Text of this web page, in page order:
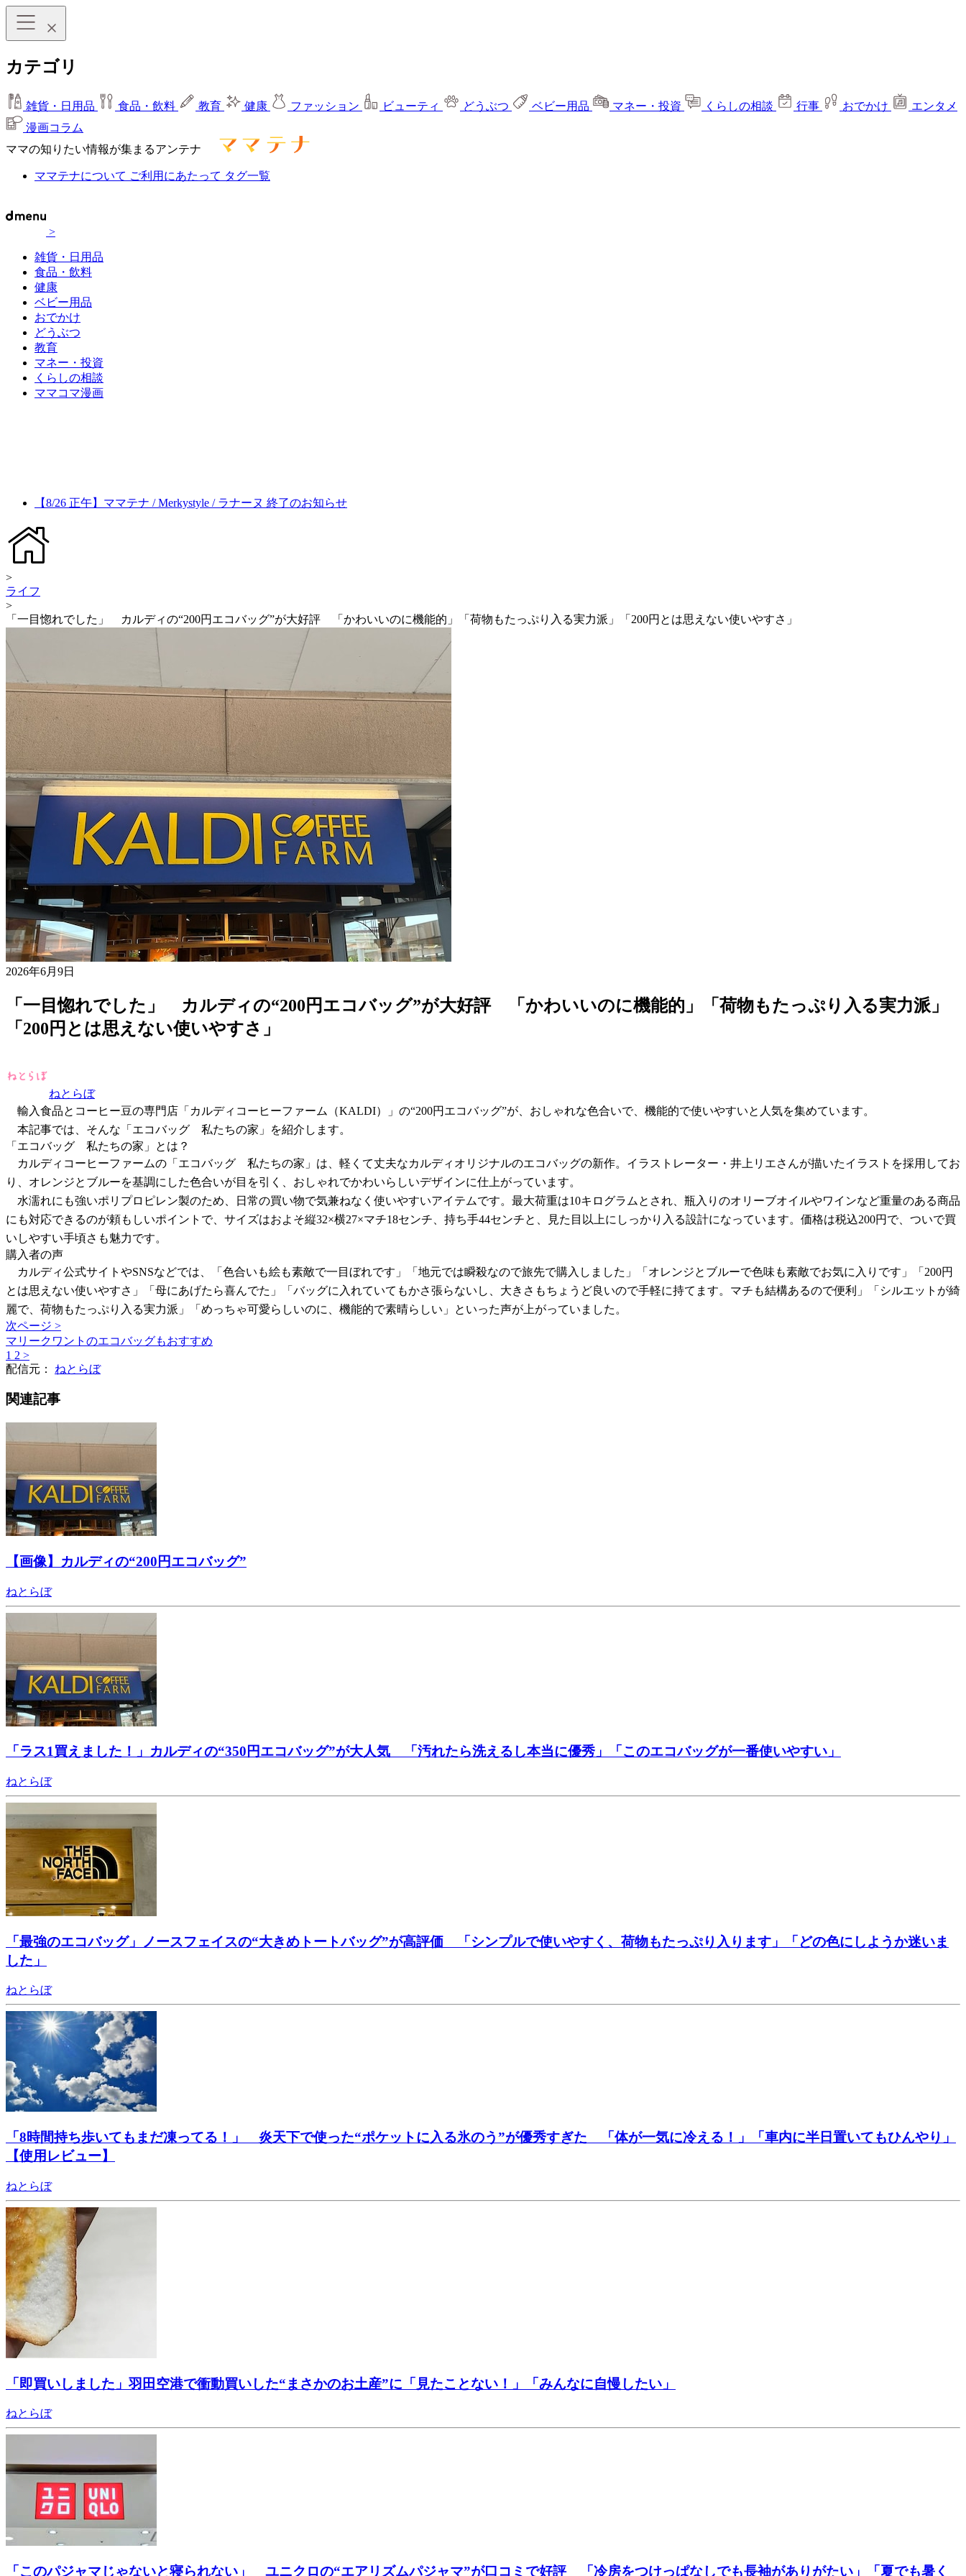
カテゴリ
雑貨・日用品 食品・飲料 教育 健康 ファッション ビューティ どうぶつ ベビー用品 マネー・投資 くらしの相談 行事 おでかけ
エンタメ
漫画コラム
ママの知りたい情報が集まるアンテナ
ママテナについて ご利用にあたって タグ一覧
>
雑貨・日用品
食品・飲料
健康
ベビー用品
おでかけ
どうぶつ
教育
マネー・投資
くらしの相談
ママコマ漫画
【8/26 正午】ママテナ / Merkystyle / ラナーヌ 終了のお知らせ
>
ライフ
>
「一目惚れでした」 カルディの“200円エコバッグ”が大好評 「かわいいのに機能的」「荷物もたっぷり入る実力派」「200円とは思えない使いやすさ」
2026年6月9日
「一目惚れでした」 カルディの“200円エコバッグ”が大好評 「かわいいのに機能的」「荷物もたっぷり入る実力派」
「200円とは思えない使いやすさ」
ねとらぼ
輸入食品とコーヒー豆の専門店「カルディコーヒーファーム（KALDI）」の“200円エコバッグ”が、おしゃれな色合いで、機能的で使いやすいと人気を集めています。
本記事では、そんな「エコバッグ 私たちの家」を紹介します。
「エコバッグ 私たちの家」とは？
カルディコーヒーファームの「エコバッグ 私たちの家」は、軽くて丈夫なカルディオリジナルのエコバッグの新作。イラストレーター・井上リエさんが描いたイラストを採用してお
り、オレンジとブルーを基調にした色合いが目を引く、おしゃれでかわいらしいデザインに仕上がっています。
水濡れにも強いポリプロピレン製のため、日常の買い物で気兼ねなく使いやすいアイテムです。最大荷重は10キログラムとされ、瓶入りのオリーブオイルやワインなど重量のある商品
にも対応できるのが頼もしいポイントで、サイズはおよそ縦32×横27×マチ18センチ、持ち手44センチと、見た目以上にしっかり入る設計になっています。価格は税込200円で、ついで買
いしやすい手頃さも魅力です。
購入者の声
カルディ公式サイトやSNSなどでは、「色合いも絵も素敵で一目ぼれです」「地元では瞬殺なので旅先で購入しました」「オレンジとブルーで色味も素敵でお気に入りです」「200円
とは思えない使いやすさ」「母にあげたら喜んでた」「バッグに入れていてもかさ張らないし、大きさもちょうど良いので手軽に持てます。マチも結構あるので便利」「シルエットが綺
麗で、荷物もたっぷり入る実力派」「めっちゃ可愛らしいのに、機能的で素晴らしい」といった声が上がっていました。
次ページ >
マリークワントのエコバッグもおすすめ
1 2 >
配信元： ねとらぼ
関連記事
【画像】カルディの“200円エコバッグ”
ねとらぼ
「ラス1買えました！」カルディの“350円エコバッグ”が大人気 「汚れたら洗えるし本当に優秀」「このエコバッグが一番使いやすい」
ねとらぼ
「最強のエコバッグ」ノースフェイスの“大きめトートバッグ”が高評価 「シンプルで使いやすく、荷物もたっぷり入ります」「どの色にしようか迷いま
した」
ねとらぼ
「8時間持ち歩いてもまだ凍ってる！」 炎天下で使った“ポケットに入る氷のう”が優秀すぎた 「体が一気に冷える！」「車内に半日置いてもひんやり」
【使用レビュー】
ねとらぼ
「即買いしました」羽田空港で衝動買いした“まさかのお土産”に「見たことない！」「みんなに自慢したい」
ねとらぼ
「このパジャマじゃないと寝られない」 ユニクロの“エアリズムパジャマ”が口コミで好評 「冷房をつけっぱなしでも長袖がありがたい」「夏でも暑く